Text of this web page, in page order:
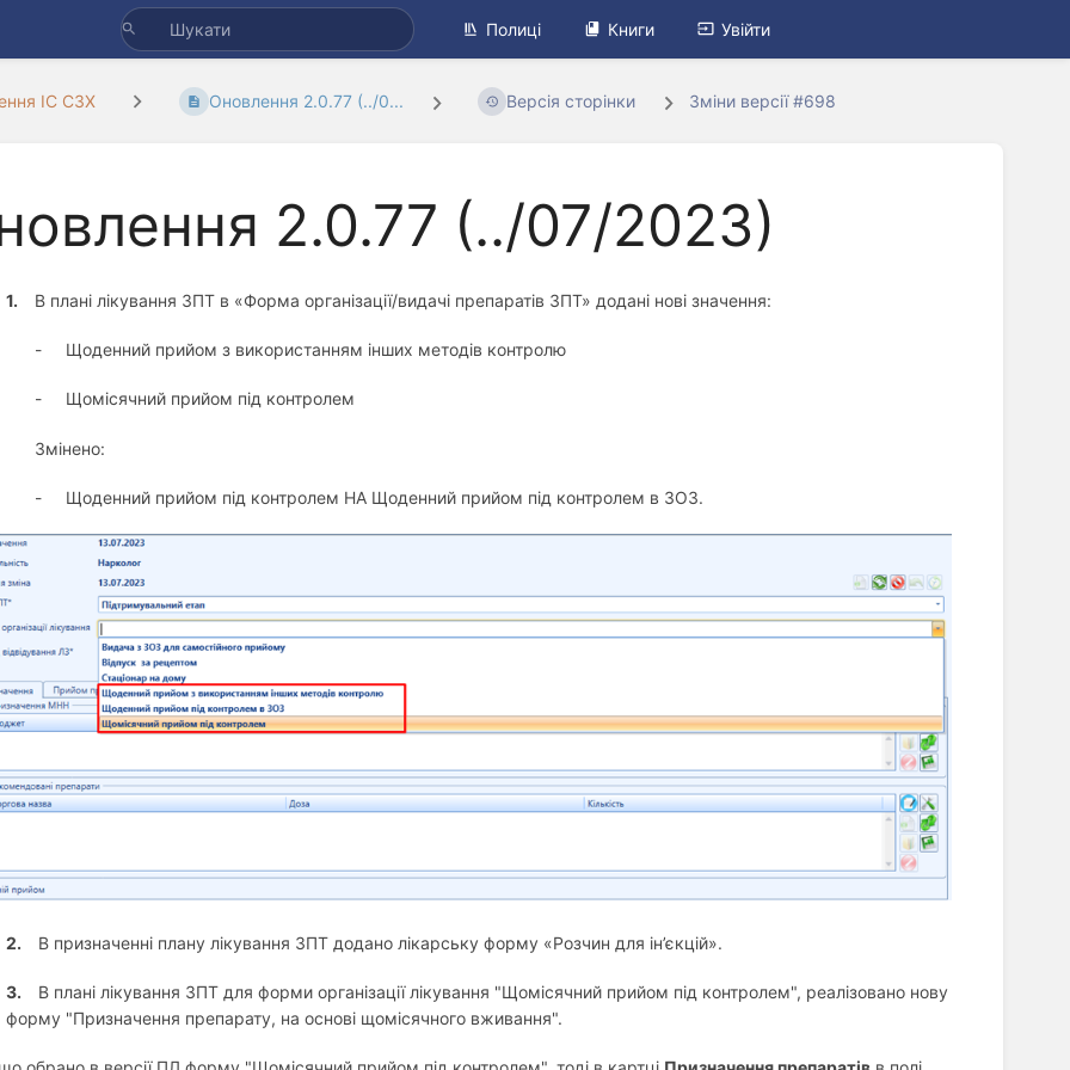
Полиці Книги Увійти
ІС СЗХ Оновлення 2.0.77 (../0... Версія сторінки Зміни версії #698
2.0.77 (../07/2023)
1. В плані лікування ЗПТ в «Форма організації/видачі препаратів ЗПТ» додані нові значення:
- Щоденний прийом з використанням інших методів контролю
- Щомісячний прийом під контролем
Змінено:
- Щоденний прийом під контролем НА Щоденний прийом під контролем в ЗОЗ.
2. В призначенні плану лікування ЗПТ додано лікарську форму «Розчин для ін’єкцій».
3.
В плані лікування ЗПТ для форми організації лікування "Щомісячний прийом під контролем", реалізовано нову
форму "Призначення препарату, на основі щомісячного вживання".